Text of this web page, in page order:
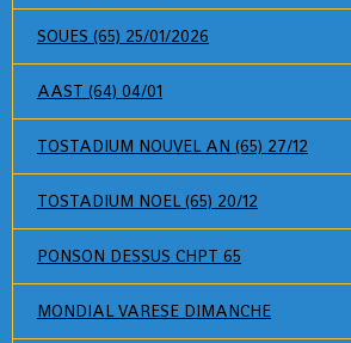
SOUES (65) 25/01/2026
AAST (64) 04/01
TOSTADIUM NOUVEL AN (65) 27/12
TOSTADIUM NOEL (65) 20/12
PONSON DESSUS CHPT 65
MONDIAL VARESE DIMANCHE